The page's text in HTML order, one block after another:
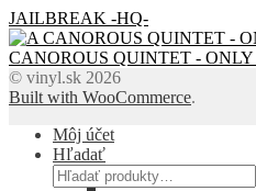
JAILBREAK -HQ-
CANOROUS QUINTET - ONLY
© vinyl.sk 2026
Built with WooCommerce.
Môj účet
Hľadať
Hľadať: